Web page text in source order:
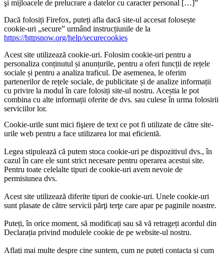
şi mijloacele de prelucrare a datelor cu caracter personal […]”
Dacă folosiți Firefox, puteți afla dacă site-ul accesat folosește
cookie-uri „secure” urmând instrucțiunile de la
https://httpsnow.org/help/securecookies
Acest site utilizează cookie-uri. Folosim cookie-uri pentru a
personaliza conținutul și anunțurile, pentru a oferi funcții de rețele
sociale și pentru a analiza traficul. De asemenea, le oferim
partenerilor de rețele sociale, de publicitate și de analize informații
cu privire la modul în care folosiți site-ul nostru. Aceștia le pot
combina cu alte informații oferite de dvs. sau culese în urma folosirii
serviciilor lor.
Cookie-urile sunt mici fişiere de text ce pot fi utilizate de către site-
urile web pentru a face utilizarea lor mai eficientă.
Legea stipulează că putem stoca cookie-uri pe dispozitivul dvs., în
cazul în care ele sunt strict necesare pentru operarea acestui site.
Pentru toate celelalte tipuri de cookie-uri avem nevoie de
permisiunea dvs.
Acest site utilizează diferite tipuri de cookie-uri. Unele cookie-uri
sunt plasate de către servicii părţi terţe care apar pe paginile noastre.
Puteți, în orice moment, să modificați sau să vă retrageți acordul din
Declarația privind modulele cookie de pe website-ul nostru.
Aflați mai multe despre cine suntem, cum ne puteți contacta și cum